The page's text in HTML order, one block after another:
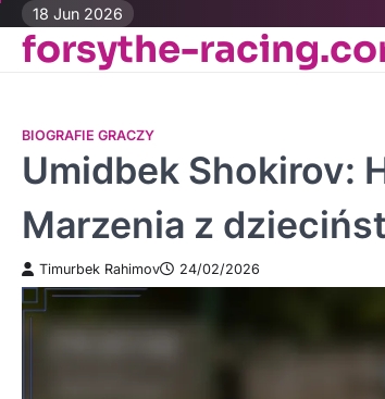
Skip
content
18 Jun 2026
forsythe-
BIOGRAFIE GRACZY
Umidbek Shokirov:
Marzenia z
Timurbek Rahimov 24/02/2026